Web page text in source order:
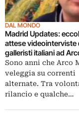
DAL MONDO
Madrid Updates:
attese videointerviste
galleristi italiani ad
Parlano Monitor,
Prometeogallery e
Zodo
Sono anni che Arco
veleggia su correnti
alternate. Tra
rilancio e qualche…